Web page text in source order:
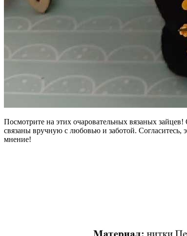
Посмотрите на этих очаровательных вязаных
связаны вручную с любовью и заботой.
мнение!